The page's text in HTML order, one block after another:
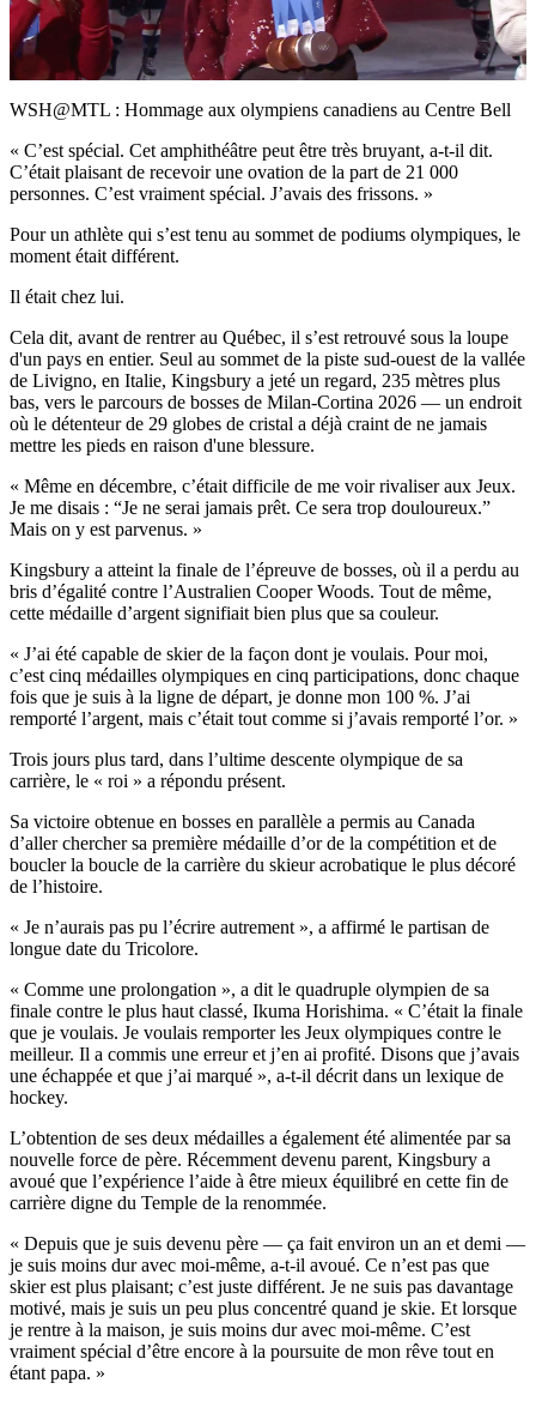
Video
WSH@MTL : Hommage aux olympiens canadiens au Centre Bell
« C’est spécial. Cet amphithéâtre peut être très bruyant, a-t-il dit.
C’était plaisant de recevoir une ovation de la part de 21 000
personnes. C’est vraiment spécial. J’avais des frissons. »
Pour un athlète qui s’est tenu au sommet de podiums olympiques, le
moment était différent.
Il était chez lui.
Cela dit, avant de rentrer au Québec, il s’est retrouvé sous la loupe
d'un pays en entier. Seul au sommet de la piste sud-ouest de la vallée
de Livigno, en Italie, Kingsbury a jeté un regard, 235 mètres plus
bas, vers le parcours de bosses de Milan-Cortina 2026 — un endroit
où le détenteur de 29 globes de cristal a déjà craint de ne jamais
mettre les pieds en raison d'une blessure.
« Même en décembre, c’était difficile de me voir rivaliser aux Jeux.
Je me disais : “Je ne serai jamais prêt. Ce sera trop douloureux.”
Mais on y est parvenus. »
Kingsbury a atteint la finale de l’épreuve de bosses, où il a perdu au
bris d’égalité contre l’Australien Cooper Woods. Tout de même,
cette médaille d’argent signifiait bien plus que sa couleur.
« J’ai été capable de skier de la façon dont je voulais. Pour moi,
c’est cinq médailles olympiques en cinq participations, donc chaque
fois que je suis à la ligne de départ, je donne mon 100 %. J’ai
remporté l’argent, mais c’était tout comme si j’avais remporté l’or. »
Trois jours plus tard, dans l’ultime descente olympique de sa
carrière, le « roi » a répondu présent.
Sa victoire obtenue en bosses en parallèle a permis au Canada
d’aller chercher sa première médaille d’or de la compétition et de
boucler la boucle de la carrière du skieur acrobatique le plus décoré
de l’histoire.
« Je n’aurais pas pu l’écrire autrement », a affirmé le partisan de
longue date du Tricolore.
« Comme une prolongation », a dit le quadruple olympien de sa
finale contre le plus haut classé, Ikuma Horishima. « C’était la finale
que je voulais. Je voulais remporter les Jeux olympiques contre le
meilleur. Il a commis une erreur et j’en ai profité. Disons que j’avais
une échappée et que j’ai marqué », a-t-il décrit dans un lexique de
hockey.
L’obtention de ses deux médailles a également été alimentée par sa
nouvelle force de père. Récemment devenu parent, Kingsbury a
avoué que l’expérience l’aide à être mieux équilibré en cette fin de
carrière digne du Temple de la renommée.
« Depuis que je suis devenu père — ça fait environ un an et demi —
je suis moins dur avec moi-même, a-t-il avoué. Ce n’est pas que
skier est plus plaisant; c’est juste différent. Je ne suis pas davantage
motivé, mais je suis un peu plus concentré quand je skie. Et lorsque
je rentre à la maison, je suis moins dur avec moi-même. C’est
vraiment spécial d’être encore à la poursuite de mon rêve tout en
étant papa. »